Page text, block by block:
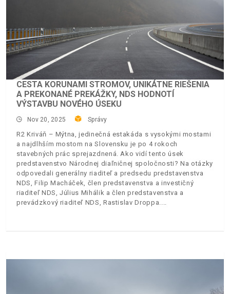
CESTA KORUNAMI STROMOV, UNIKÁTNE RIEŠENIA
A PREKONANÉ PREKÁŽKY, NDS HODNOTÍ
VÝSTAVBU NOVÉHO ÚSEKU
Nov 20, 2025 Správy
R2 Kriváň – Mýtna, jedinečná estakáda s vysokými mostami
a najdlhším mostom na Slovensku je po 4 rokoch
stavebných prác sprejazdnená. Ako vidí tento úsek
predstavenstvo Národnej diaľničnej spoločnosti? Na otázky
odpovedali generálny riaditeľ a predsedu predstavenstva
NDS, Filip Macháček, člen predstavenstva a investičný
riaditeľ NDS, Július Mihálik a člen predstavenstva a
prevádzkový riaditeľ NDS, Rastislav Droppa.